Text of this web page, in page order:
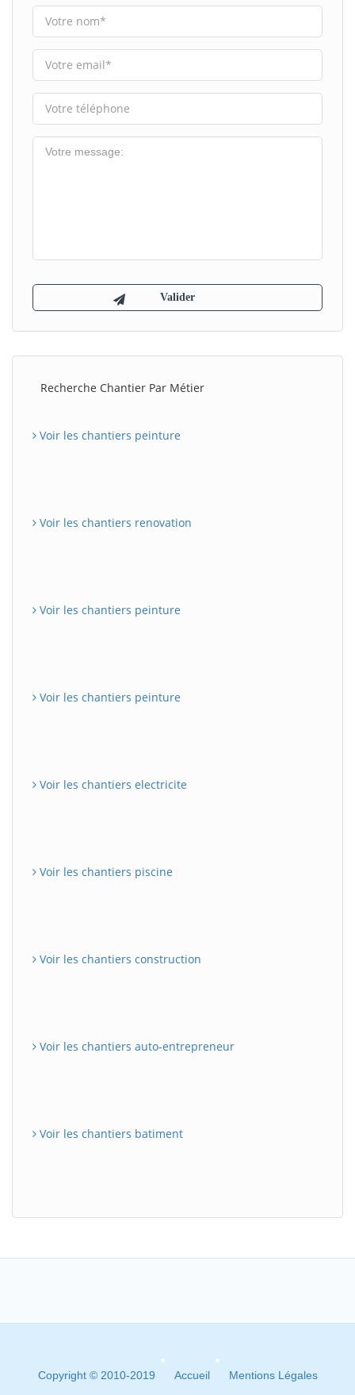
Recherche Chantier Par Métier
Voir les chantiers peinture
Voir les chantiers renovation
Voir les chantiers peinture
Voir les chantiers peinture
Voir les chantiers electricite
Voir les chantiers piscine
Voir les chantiers construction
Voir les chantiers auto-entrepreneur
Voir les chantiers batiment
Copyright © 2010-2019 Accueil Mentions Légales